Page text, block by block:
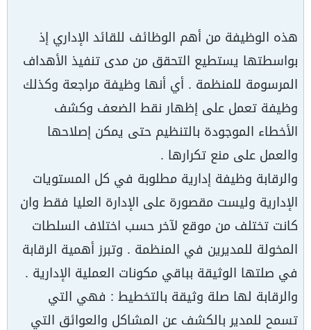
هذه الوظيفة من أهم الوظائف للقائد الإداري إذ
بواسطتها يستطيع التحقق من مدى تنفيذ الأهداف
المرسومة للمنظمة . أي أنها وظيفة مراجعة وكذلك
وظيفة تعمل على إظهار نقط الضعف وكشف
الأخطاء الموجودة بالتنظيم حتى يمكن إصلاحها
والعمل على منع تكرارها .
والرقابة وظيفة إدارية مطلوبة في كل المستويات
الإدارية وليست مقصورة على الإدارة العليا فقط وان
كانت تختلف من موقع لآخر حسب اختلاف السلطات
المخولة للمديرين في المنظمة . وتبرز أهمية الرقابة
في صلتها الوثيقة بباقي مكونات العملية الإدارية .
والرقابة لها صلة وثيقة بالتخطيط : فهي التي
تسمح للمدير بالكشف عن المشاكل والعوائق التي